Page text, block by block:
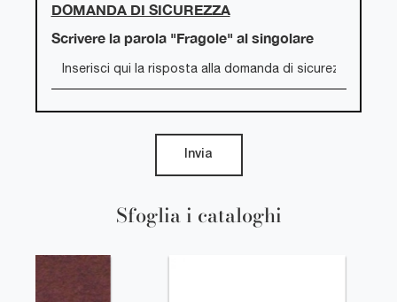
Sfoglia i cataloghi
DOMANDA DI SICUREZZA
Scrivere la parola "Fragole" al singolare
Invia